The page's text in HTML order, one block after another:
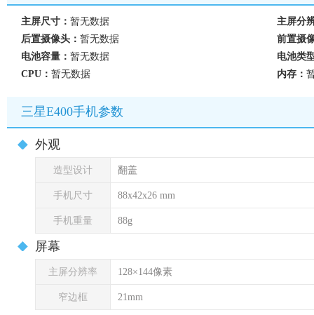
主屏尺寸： 暂无数据
主屏分
后置摄像头： 暂无数据
前置摄
电池容量： 暂无数据
电池类
CPU： 暂无数据 内存：
三星E400手机参数
外观
造型设计 翻盖
手机尺寸 88x42x26 mm
手机重量 88g
屏幕
主屏分辨率 128×144像素
窄边框 21mm